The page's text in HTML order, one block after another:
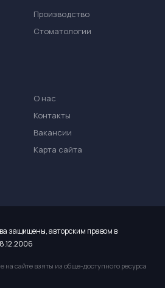
Производство
Стоматологии
О нас
Контакты
Вакансии
Карта сайта
защищены, авторским правом в
сайте взяты из обще-доступного ресурса